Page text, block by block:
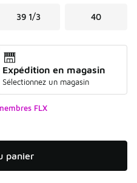
39 1/3 40
Expédition en magasin
Sélectionnez un magasin
FLX
panier